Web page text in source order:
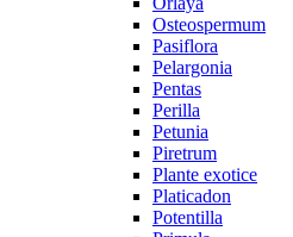
Osteospermum
Pasiflora
Pelargonia
Pentas
Perilla
Petunia
Piretrum
Plante exotice
Platicadon
Potentilla